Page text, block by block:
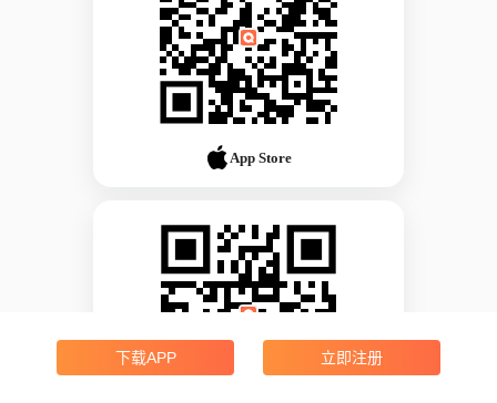
App Store
下载APP 立即注册